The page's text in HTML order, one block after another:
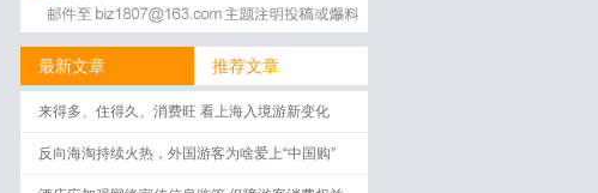
最新文章 推荐文章
来得多、住得久、消费旺 看上海入境游新变化
反向海淘持续火热，外国游客为啥爱上“中国购”